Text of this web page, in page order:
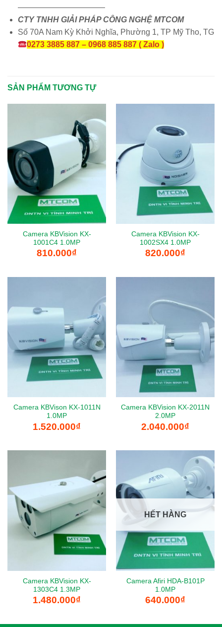
———————————
CTY TNHH GIẢI PHÁP CÔNG NGHỆ MTCOM
Số 70A Nam Kỳ Khởi Nghĩa, Phường 1, TP Mỹ Tho, TG
0273 3885 887 – 0968 885 887 ( Zalo )
SẢN PHẨM TƯƠNG TỰ
Camera KBVision KX-
1001C4 1.0MP
810.000₫
Camera KBVision KX-
1002SX4 1.0MP
820.000₫
Camera KBVison KX-1011N
1.0MP
1.520.000₫
Camera KBVision KX-2011N
2.0MP
2.040.000₫
Camera KBVision KX-
1303C4 1.3MP
1.480.000₫
HẾT HÀNG
Camera Afiri HDA-B101P
1.0MP
640.000₫